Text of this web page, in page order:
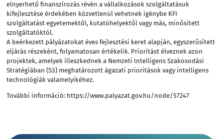
elnyerhető finanszírozás révén a vállalkozások szolgáltatásuk
kifejlesztése érdekében közvetlenül vehetnek igénybe KFI
szolgáltatást egyetemektől, kutatóhelyektől vagy más, minősített
szolgáltatóktól.
A beérkezett pályázatokat éves fejlesztési keret alapján, egyszerűsített
eljárás részeként, folyamatosan értékelik. Prioritást élveznek azon
projektek, amelyek illeszkednek a Nemzeti Intelligens Szakosodási
Stratégiában (S3) meghatározott ágazati prioritások vagy intelligens
technológiák valamelyikéhez.
További információ: https://www.palyazat.gov.hu/node/57247